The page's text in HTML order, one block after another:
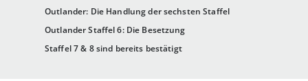
Outlander: Die Handlung der sechsten Staffel
Outlander Staffel 6: Die Besetzung
Staffel 7 & 8 sind bereits bestätigt